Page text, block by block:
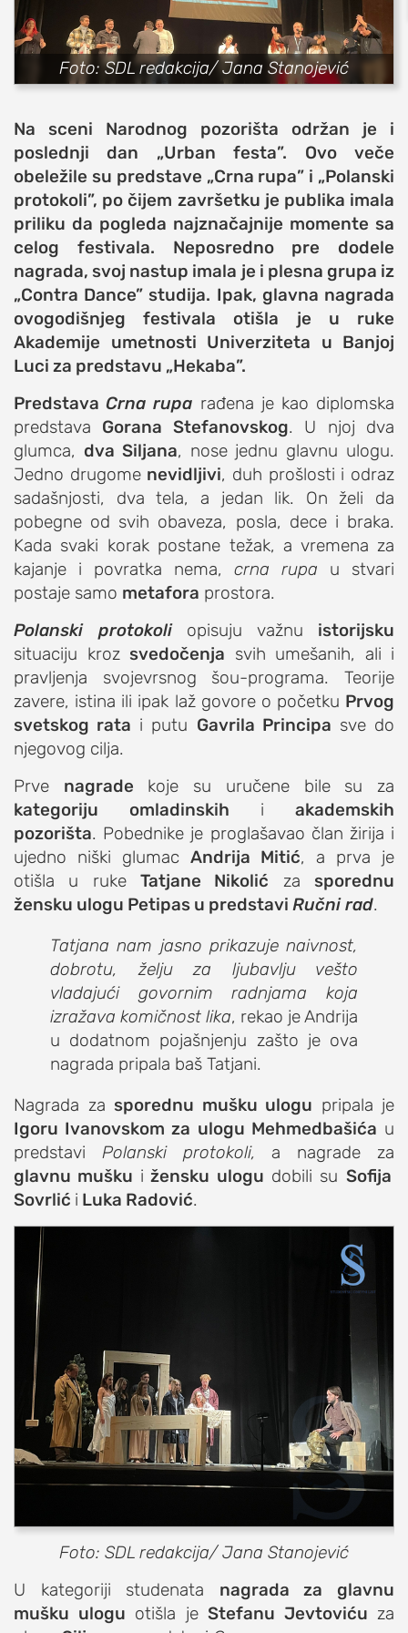
sport
fudbal
košarka
rukomet
e-sport
ostali sportovi
zabava
muzika
putovanja
moda i stil
studenti
organizacije
konkursi
fakulteti
studentski život
zdravlje
it
kolumna
sdl podkast
STUDENTSKI DNEVNI LIST
o nama
impresum
kontakt
Foto: SDL redakcija/ Jana Stanojević
Na sceni Narodnog pozorišta održan je i
poslednji dan „Urban festa”. Ovo veče
obeležile su predstave „Crna rupa” i „Polanski
protokoli”, po čijem završetku je publika imala
priliku da pogleda najznačajnije momente sa
celog festivala. Neposredno pre dodele
nagrada, svoj nastup imala je i plesna grupa iz
„Contra Dance” studija. Ipak, glavna nagrada
ovogodišnjeg festivala otišla je u ruke
Akademije umetnosti Univerziteta u Banjoj
Luci za predstavu „Hekaba”.
PredstavaCrna rupa rađena je kao diplomska
predstava Gorana Stefanovskog. U njoj dva
glumca, dva Siljana, nose jednu glavnu ulogu.
Jedno drugome nevidljivi, duh prošlosti i odraz
sadašnjosti, dva tela, a jedan lik. On želi da
pobegne od svih obaveza, posla, dece i braka.
Kada svaki korak postane težak, a vremena za
kajanje i povratka nema, crna rupa u stvari
postaje samo metafora prostora.
Polanski protokoliopisuju važnu istorijsku
situaciju kroz svedočenja svih umešanih, ali i
pravljenja svojevrsnog šou-programa. Teorije
zavere, istina ili ipak laž govore o početku Prvog
svetskog rata i putu Gavrila Principa sve do
njegovog cilja.
Prve nagrade koje su uručene bile su za
kategoriju omladinskih i akademskih
pozorišta. Pobednike je proglašavao član žirija i
ujedno niški glumac Andrija Mitić, a prva je
otišla u ruke Tatjane Nikolić za sporednu
žensku ulogu Petipas u predstavi Ručni rad.
Tatjana nam jasno prikazuje naivnost,
dobrotu, želju za ljubavlju vešto
vladajući govornim radnjama koja
izražava komičnost lika, rekao je Andrija
u dodatnom pojašnjenju zašto je ova
nagrada pripala baš Tatjani.
Nagrada za sporednu mušku ulogu pripala je
Igoru Ivanovskom za ulogu Mehmedbašića u
predstavi Polanski protokoli, a nagrade za
glavnu mušku i žensku ulogu dobili su Sofija
Sovrlić i Luka Radović.
Foto: SDL redakcija/ Jana Stanojević
U kategoriji studenata nagrada za glavnu
mušku ulogu otišla je Stefanu Jevtoviću za